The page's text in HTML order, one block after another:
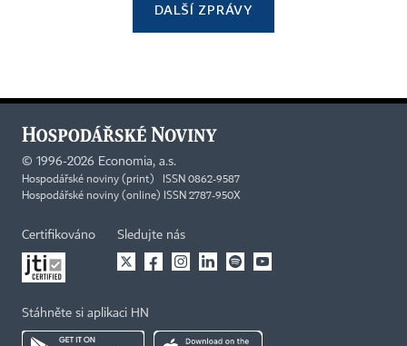
DALŠÍ ZPRÁVY
© 1996-2026 Economia, a.s.
Hospodářské noviny (print) ISSN 0862-9587
Hospodářské noviny (online) ISSN 2787-950X
Certifikováno Sledujte nás
Stáhněte si aplikaci HN